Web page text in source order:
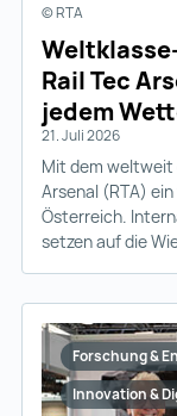
© RTA
Rail Tec
jedem
21. Juli 2026
Mit dem weltweit
Arsenal (RTA)
Österreich.
setzen auf die
Forschung &
Innovation &